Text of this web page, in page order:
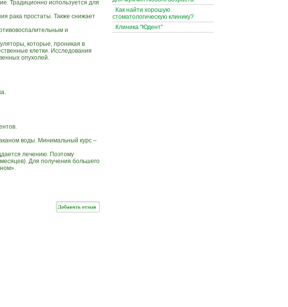
Традиционно используется для
рака простаты. Также снижает
и
которые, проникая в
клетки. Исследования
опухолей.
воды. Минимальный курс –
лечению. Поэтому
Для получения большего
Как найти хорошую
стоматологическую клинику?
Клиника "Юдент"